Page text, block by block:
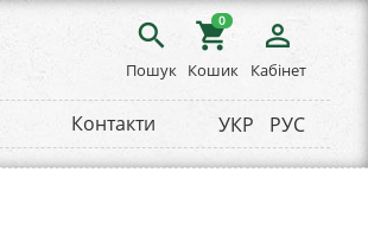
search
Пошук
shopping_cart
0
Кошик
person_outline
Кабінет
Контакти УКР РУС